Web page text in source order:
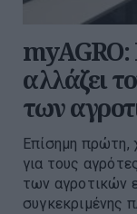
αλλάζει
των
Επίσημη πρώτη,
για τους
των αγροτικών
συγκεκριμένης